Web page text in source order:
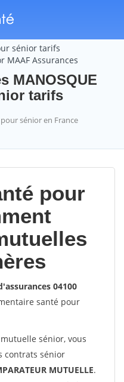
sénior tarifs
Assurances
MANOSQUE
tarifs
sénior en France
pour
04100
santé pour
sénior, vous
contrats sénior
MUTUELLE.